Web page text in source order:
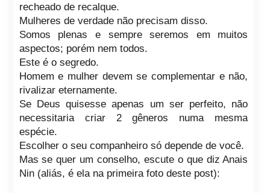
recheado de recalque.
Mulheres de verdade não precisam disso.
Somos plenas e sempre seremos em muitos
aspectos; porém nem todos.
Este é o segredo.
Homem e mulher devem se complementar e não,
rivalizar eternamente.
Se Deus quisesse apenas um ser perfeito, não
necessitaria criar 2 gêneros numa mesma
espécie.
Escolher o seu companheiro só depende de você.
Mas se quer um conselho, escute o que diz Anais
Nin (aliás, é ela na primeira foto deste post):